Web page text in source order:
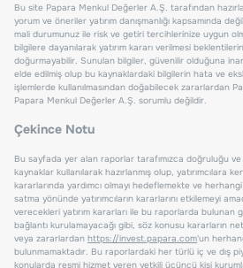
Bu site Papara Menkul Değerler A.Ş. tarafından
yorum ve öneriler yatırım danışmanlığı kapsamında
mali durumunuz ile risk ve getiri tercihlerinize uygun
bilgilere dayanılarak yatırım kararı verilmesi
doğurmayabilir. Sunulan bilgiler, güvenilir olduğuna
elde edilmiş olup bu kaynaklardaki bilgilerin hata ve
işlemlerde kullanılmasından doğabilecek zararlardan
Papara Menkul Değerler A.Ş. sorumlu değildir.
Çekince Notu
Bu sayfada yer alan raporlar tarafımızca doğruluğu
kaynaklar kullanılarak hazırlanmış olup, yatırımcılara
kararlarında yardımcı olmayı hedeflemekte ve herhangi
satma yönünde yatırımcıların kararlarını etkilemeyi
verecekleri yatırım kararları ile bu raporlarda bulunan
bağlantı kurulamayacağı gibi, söz konusu kararların
veya zararlardan https://invest.papara.com'un
bulunmamaktadır. Bu raporlardaki her türlü iç ve dış
konularda resmi hizmet veren yetkili üçüncü kişi